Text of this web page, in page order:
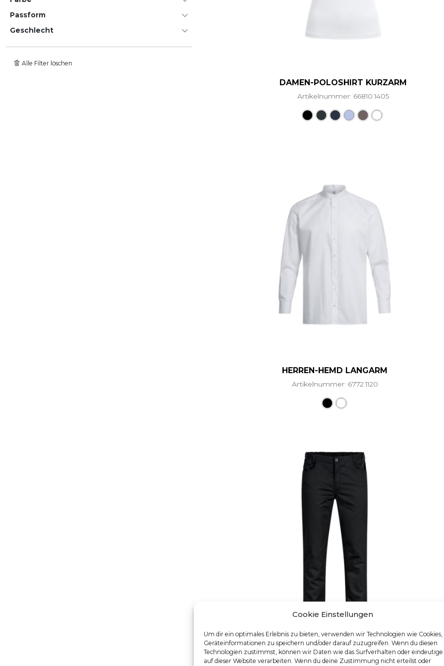
Cookie Einstellungen
Um dir ein optimales Erlebnis zu bieten, verwenden wir Technologien wie
Geräteinformationen zu speichern und/oder darauf zuzugreifen. Wenn du diesen
Technologien zustimmst, können wir Daten wie das Surfverhalten oder eindeutige
auf dieser Website verarbeiten. Wenn du deine Zustimmung nicht erteilst oder
Passform
Geschlecht
Alle Filter löschen
DAMEN-POLOSHIRT KURZARM
Artikelnummer: 66810.1405
HERREN-HEMD LANGARM
Artikelnummer: 6772.1120
HERREN-KOCHHOSE